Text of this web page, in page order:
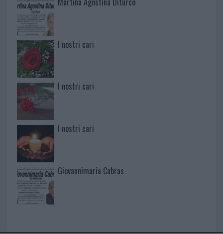
I nostri cari
I nostri cari
I nostri cari
Giovannimaria Cabras